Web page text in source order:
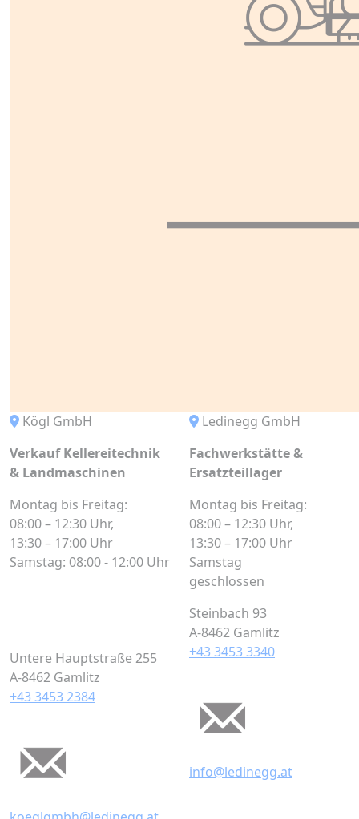
Kögl GmbH
Verkauf Kellereitechnik
& Landmaschinen
Montag bis Freitag:
08:00 – 12:30 Uhr,
13:30 – 17:00 Uhr
Samstag: 08:00 - 12:00 Uhr
Untere Hauptstraße 255
A-8462 Gamlitz
+43 3453 2384
Ledinegg GmbH
Fachwerkstätte &
Ersatzteillager
Montag bis Freitag:
08:00 – 12:30 Uhr,
13:30 – 17:00 Uhr
Samstag
geschlossen
Steinbach 93
A-8462 Gamlitz
+43 3453 3340
info@ledinegg.at